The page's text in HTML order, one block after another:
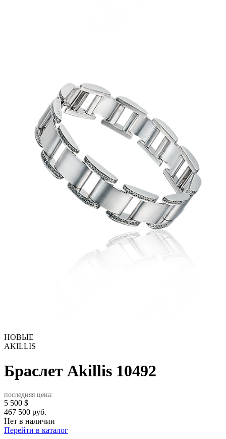
НОВЫЕ
AKILLIS
Браслет Akillis 10492
последняя цена:
5 500 $
467 500 руб.
Нет в наличии
Перейти в каталог